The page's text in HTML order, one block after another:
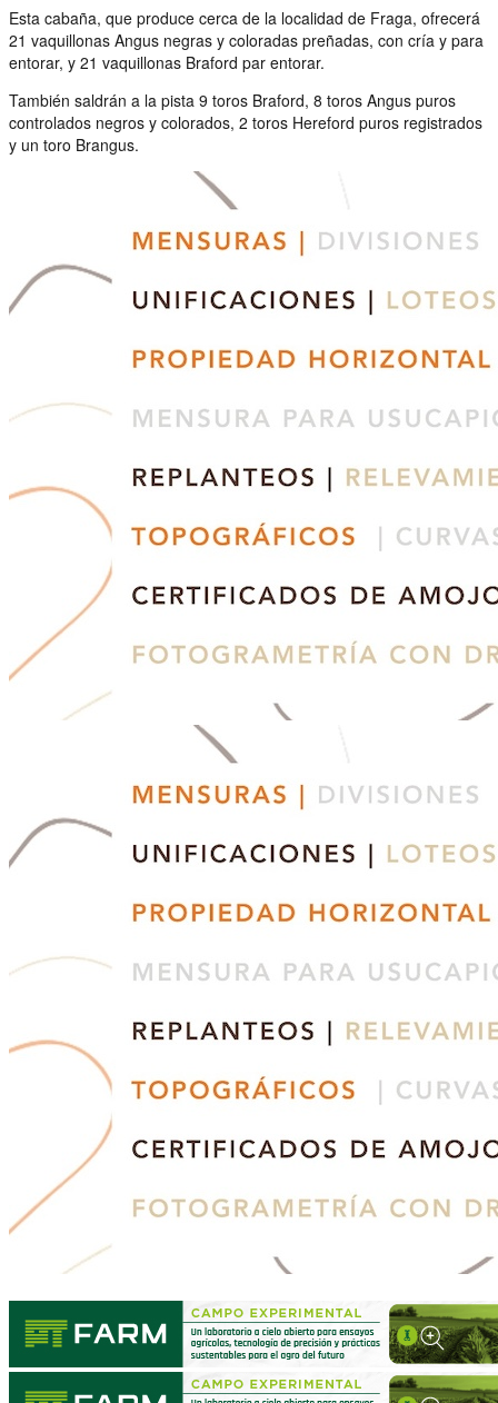
Esta cabaña, que produce cerca de la localidad de Fraga, ofrecerá
21 vaquillonas Angus negras y coloradas preñadas, con cría y para
entorar, y 21 vaquillonas Braford par entorar.
También saldrán a la pista 9 toros Braford, 8 toros Angus puros
controlados negros y colorados, 2 toros Hereford puros registrados
y un toro Brangus.